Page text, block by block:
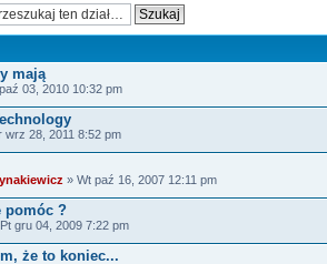
mają
03, 2010 10:32 pm
wrz 28, 2011 8:52 pm
» Wt paź 16, 2007 12:11 pm
pomóc ?
gru 04, 2009 7:22 pm
że to koniec...